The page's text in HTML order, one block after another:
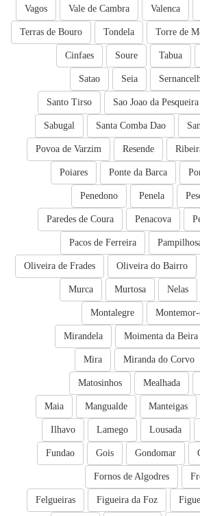
Valenca
Vale de Cambra
Vagos
Torre de
Tondela
Terras de Bouro
Tabua
Soure
Cinfaes
Seia
Satao
Sao Joao da Pesqueira
Santo Tirso
Santa Comba Dao
Sabugal
Resende
Povoa de Varzim
Ponte da Barca
Poiares
Penela
Penedono
Penacova
Paredes de Coura
Pacos de Ferreira
Oliveira do Bairro
Oliveira de Frades
Nelas
Murtosa
Murca
Montalegre
Moimenta da Beira
Mirandela
Miranda do Corvo
Mira
Mealhada
Matosinhos
Manteigas
Mangualde
Maia
Lousada
Lamego
Ilhavo
Gondomar
Gois
Fundao
Fornos de Algodres
Figueira da Foz
Felgueiras